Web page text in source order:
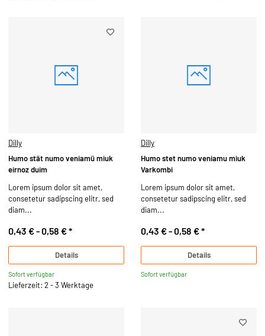
Dilly
Humo stät numo veniamü miuk
eirnoz duim
Lorem ipsum dolor sit amet,
consetetur sadipscing elitr, sed
diam...
0,43 € -0,58 €*
Details
Sofort verfügbar
Lieferzeit: 2 - 3 Werktage
Dilly
Humo stet numo veniamu miuk
Varkombi
Lorem ipsum dolor sit amet,
consetetur sadipscing elitr, sed
diam...
0,43 € -0,58 €*
Details
Sofort verfügbar